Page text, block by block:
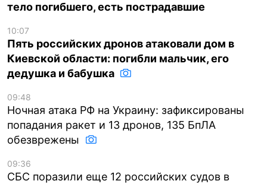
тело погибшего, есть пострадавшие
10:07
Пять российских дронов атаковали дом в
Киевской области: погибли мальчик, его
дедушка и бабушка
09:48
Ночная атака РФ на Украину: зафиксированы
попадания ракет и 13 дронов, 135 БпЛА
обезврежены
09:36
СБС поразили еще 12 российских судов в